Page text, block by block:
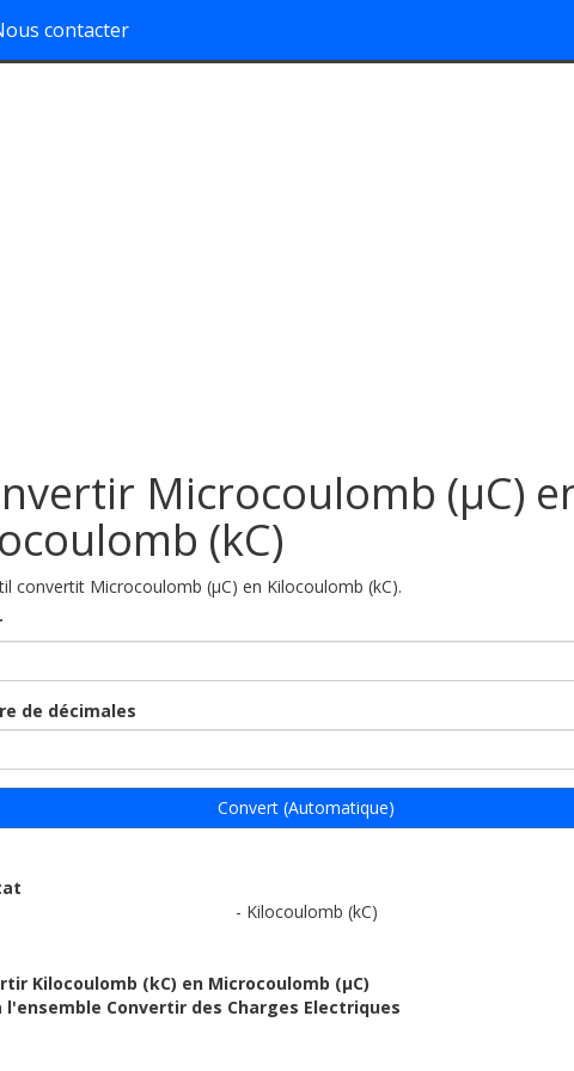
contacter
Microcoulomb (µC)
(kC)
convertit Microcoulomb (µC) en Kilocoulomb (kC).
de décimales
Convert (Automatique)
- Kilocoulomb (kC)
Kilocoulomb (kC) en Microcoulomb (µC)
l'ensemble Convertir des Charges Electriques